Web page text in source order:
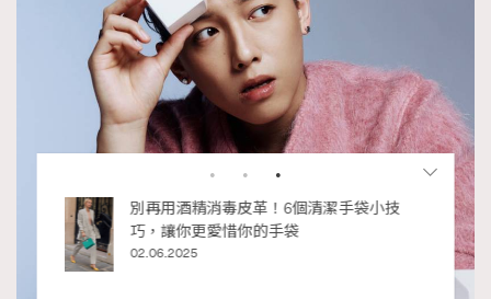
別再用酒精消毒皮革！6個清潔手袋小技
巧，讓你更愛惜你的手袋
02.06.2025